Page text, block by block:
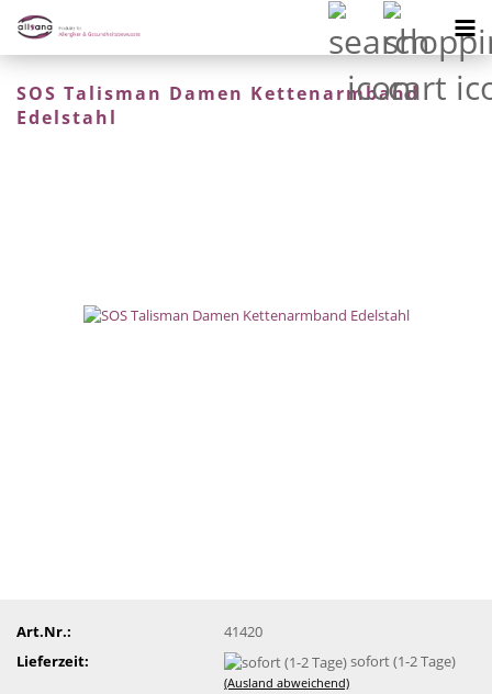
SOS Talisman Damen Kettenarmband
Edelstahl
Art.Nr.:
41420
Lieferzeit:
sofort (1-2 Tage)
(Ausland abweichend)